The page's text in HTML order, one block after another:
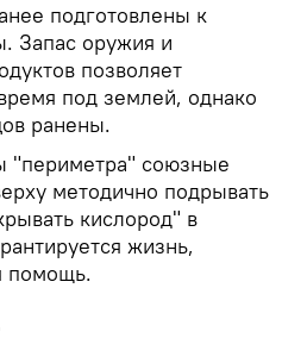
подготовлены к
Запас оружия и
позволяет
под землей, однако
ранены.
"периметра" союзные
методично подрывать
кислород" в
жизнь,
помощь.